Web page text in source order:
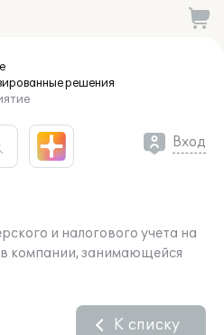
решения
Вход
и налогового учета на
в компании, занимающейся
К списку